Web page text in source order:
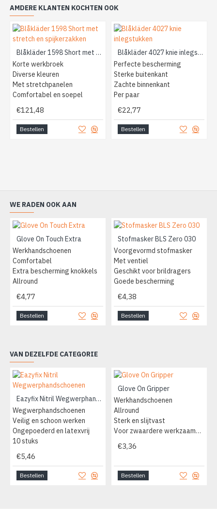
AMDERE KLANTEN KOCHTEN OOK
Blåkläder 1598 Short met stretch en spijkerzakken
Korte werkbroek
Diverse kleuren
Met stretchpanelen
Comfortabel en soepel
€121,48
Bestellen
Blåkläder 4027 knie inlegstukken
Perfecte bescherming
Sterke buitenkant
Zachte binnenkant
Per paar
€22,77
Bestellen
WE RADEN OOK AAN
Glove On Touch Extra
Werkhandschoenen
Comfortabel
Extra bescherming knokkels
Allround
€4,77
Bestellen
Stofmasker BLS Zero 030
Voorgevormd stofmasker
Met ventiel
Geschikt voor brildragers
Goede bescherming
€4,38
Bestellen
VAN DEZELFDE CATEGORIE
Eazyfix Nitril Wegwerphandschoenen
Wegwerphandschoenen
Veilig en schoon werken
Ongepoederd en latexvrij
10 stuks
€5,46
Bestellen
Glove On Gripper
Werkhandschoenen
Allround
Sterk en slijtvast
Voor zwaardere werkzaamheden
€3,36
Bestellen